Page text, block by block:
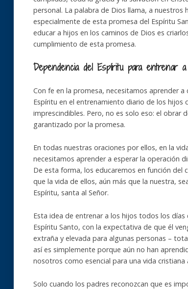
personal. La palabra de Dios llama, a nuestros
especialmente de esta promesa del Espíritu
educar a hijos en los caminos de Dios es
cumplimiento de esta promesa.
Dependencia del Espírituparaentrenar a
Con fe en la promesa, necesitamos aprender a
Espíritu en el entrenamiento diario de los hijos
imprescindibles. Pero, no es solo eso: el obrar
garantizado por la promesa.
En todas nuestras oraciones por ellos, en la
necesitamos aprender a esperar la operación
De esta forma, los educaremos en función
que la vida de ellos, aún más que la nuestra,
Espíritu, santa al Señor.
Esta idea de entrenar a los hijos todos los días
Espíritu Santo, con la expectativa de que él
extraña y elevada para algunas personas –
así es simplemente porque aún no han
nosotros como esencial para una vida cristiana
Solo cuando los padres reconozcan que es